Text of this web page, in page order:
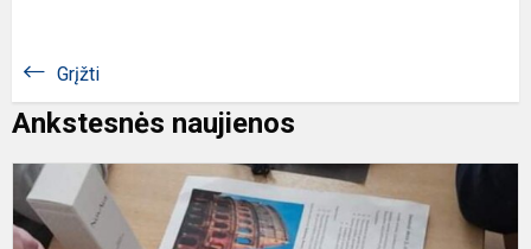
Grįžti
Ankstesnės naujienos